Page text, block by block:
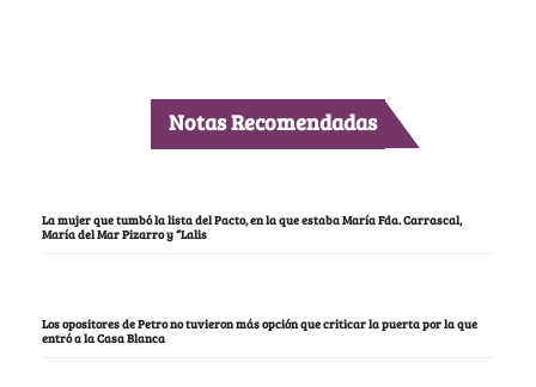
Notas Recomendadas
La mujer que tumbó la lista del Pacto, en la que estaba María Fda. Carrascal,
María del Mar Pizarro y “Lalis
Los opositores de Petro no tuvieron más opción que criticar la puerta por la que
entró a la Casa Blanca